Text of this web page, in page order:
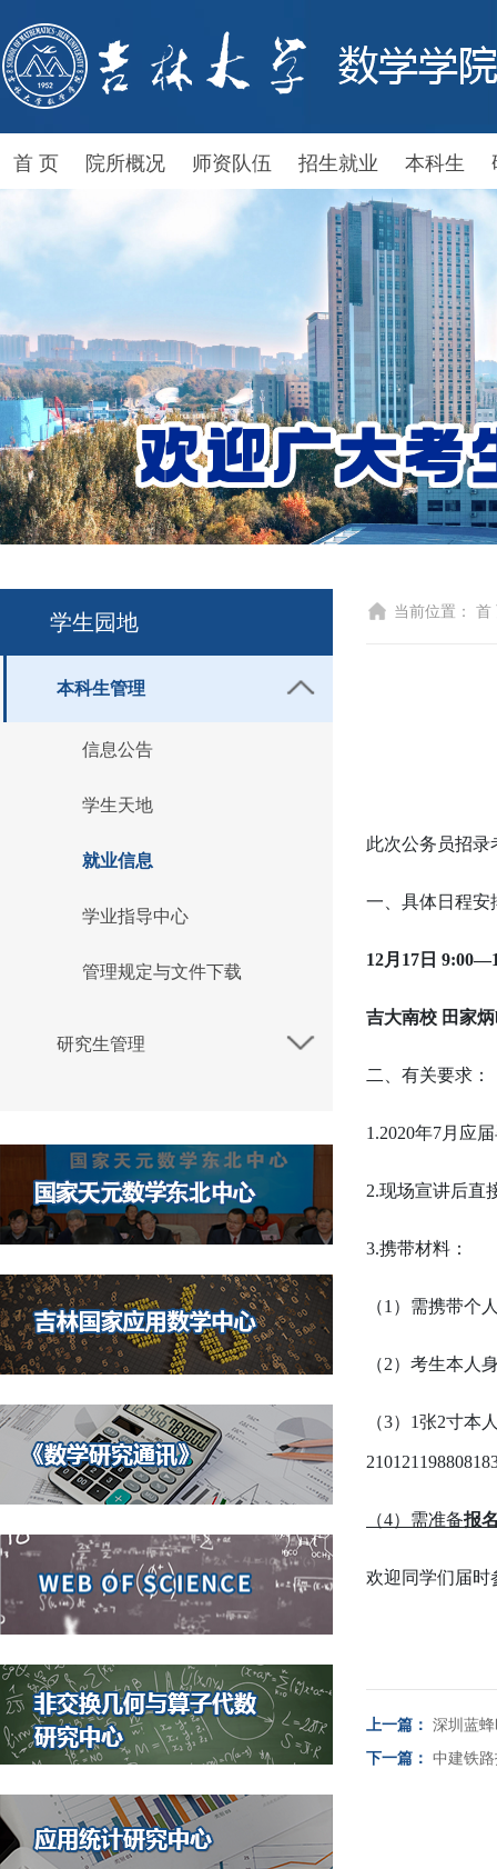
首 页 院所概况 师资队伍 招生就业 本科生
学生园地
本科生管理
信息公告
学生天地
就业信息
学业指导中心
管理规定与文件下载
研究生管理
当前位置： 首
此次公务员招录
一、具体日程安
12月17日
吉大南校 田家
二、有关要求：
1.2020年7月应
2.现场宣讲后直
3.携带材料：
（1）需携带个
（2）考生本人
（3）1张2寸本
（4）需准备报
欢迎同学们届时
上一篇： 深圳蓝
下一篇： 中建铁